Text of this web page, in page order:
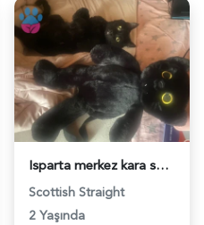
Isparta merkez kara sevda "Dremori" - 118979637
Scottish Straight
2 Yaşında